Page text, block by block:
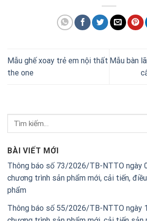
Mẫu ghế xoay trẻ em nội thất
the one
Mẫu bàn
BÀI VIẾT MỚI
Thông báo số 73/2026/TB-NTTO ngày
chương trình sản phẩm mới, cải tiến,
phẩm
Thông báo số 55/2026/TB-NTTO ngày